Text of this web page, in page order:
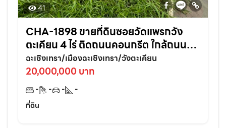
41
CHA-1898 ขายที่ดินซอยวัดแพรกวัง
ตะเคียน 4 ไร่ ติดถนนคอนกรีต ใกล้ถนน
เส้นสุวินทวงศ์304-800เมตร อ.เมือง
ฉะเชิงเทรา
ฉะเชิงเทรา/เมืองฉะเชิงเทรา/วังตะเคียน
20,000,000 บาท
- - -
-
ที่ดิน